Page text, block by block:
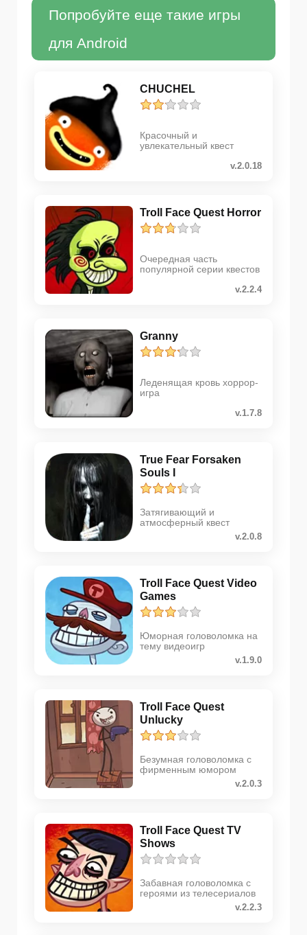
Попробуйте еще такие игры
для Android
CHUCHEL
Красочный и
увлекательный квест
v.2.0.18
Troll Face Quest Horror
Очередная часть
популярной серии квестов
v.2.2.4
Granny
Леденящая кровь хоррор-
игра
v.1.7.8
True Fear Forsaken
Souls I
Затягивающий и
атмосферный квест
v.2.0.8
Troll Face Quest Video
Games
Юморная головоломка на
тему видеоигр
v.1.9.0
Troll Face Quest
Unlucky
Безумная головоломка с
фирменным юмором
v.2.0.3
Troll Face Quest TV
Shows
Забавная головоломка с
героями из телесериалов
v.2.2.3